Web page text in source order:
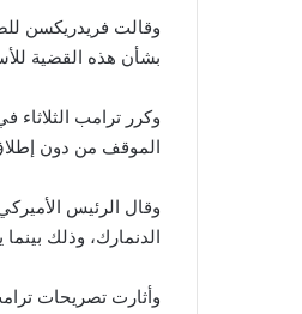
وقالت فريدريكسن
بشأن هذه القضية
وكرر ترامب
الموقف من دون
وقال الرئيس
الدنمارك، وذلك
وأثارت تصريحات